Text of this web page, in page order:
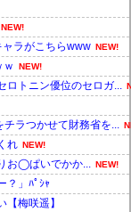
NEW!
ャラがこちらwww NEW!
ｗ NEW!
ロトニン優位のセロガ...
ラつかせて財務省を...
れ NEW!
お◯ぱいでかか... NEW!
？」ﾊﾟｼｬ
梅咲遥】